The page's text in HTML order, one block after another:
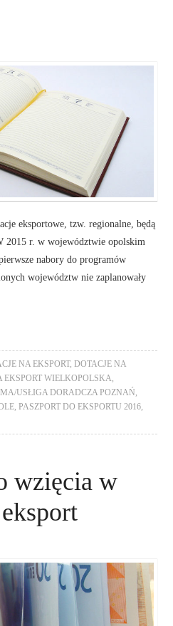
eksportowe, tzw. regionalne, będą
2015 r. w województwie opolskim
nabory do programów
województw nie zaplanowały
NA EKSPORT,DOTACJE NA
EKSPORT WIELKOPOLSKA
USŁIGA DORADCZA POZNAŃ
,PASZPORT DO EKSPORTU 2016
wzięcia w